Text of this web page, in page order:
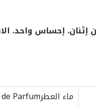
إثنان. إحساس واحد.
ماء العطرEau de Parfum